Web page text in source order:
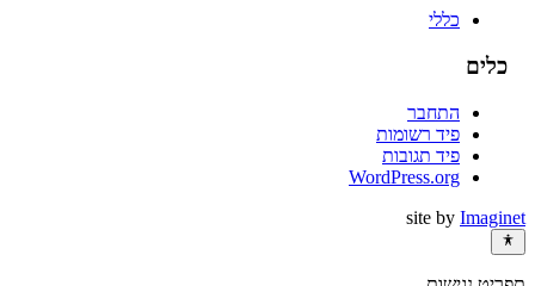
כללי
כלים
התחבר
פיד רשומות
פיד תגובות
WordPress.org
site by Imaginet